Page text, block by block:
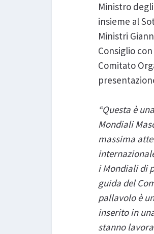
Ministro
insieme al
Ministri
Consiglio
Comitato
“Questa è
Mondiali
massima
i Mondiali di
guida del
pallavolo è
inserito in
stanno